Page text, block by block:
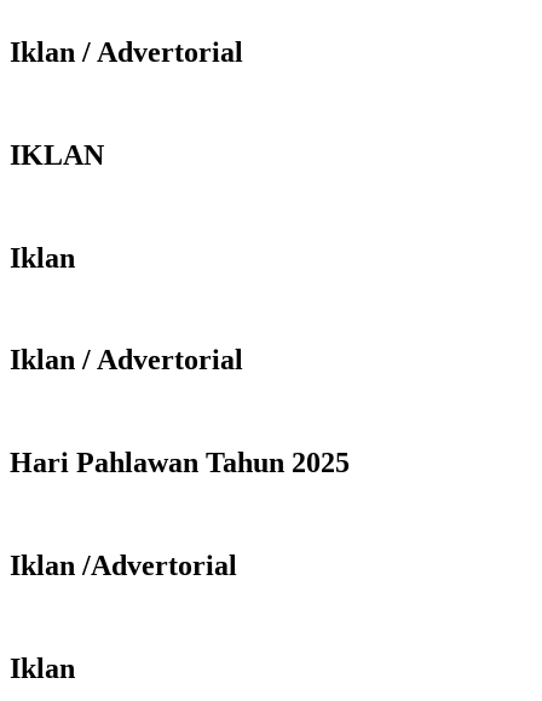
Iklan / Advertorial
IKLAN
Iklan
Iklan / Advertorial
Hari Pahlawan Tahun 2025
Iklan /Advertorial
Iklan